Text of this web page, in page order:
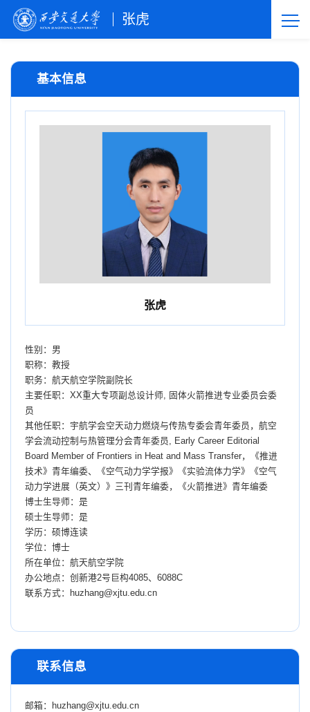
张虎
基本信息
张虎
性别：男
职称：教授
职务：航天航空学院副院长
主要任职：XX重大专项副总设计师, 固体火箭推进专业委员会委
员
其他任职：宇航学会空天动力燃烧与传热专委会青年委员，航空
学会流动控制与热管理分会青年委员, Early Career Editorial
Board Member of Frontiers in Heat and Mass Transfer，《推进
技术》青年编委、《空气动力学学报》《实验流体力学》《空气
动力学进展（英文）》三刊青年编委，《火箭推进》青年编委
博士生导师：是
硕士生导师：是
学历：硕博连读
学位：博士
所在单位：航天航空学院
办公地点：创新港2号巨构4085、6088C
联系方式：
huzhang@xjtu.edu.cn
联系信息
邮箱： huzhang@xjtu.edu.cn